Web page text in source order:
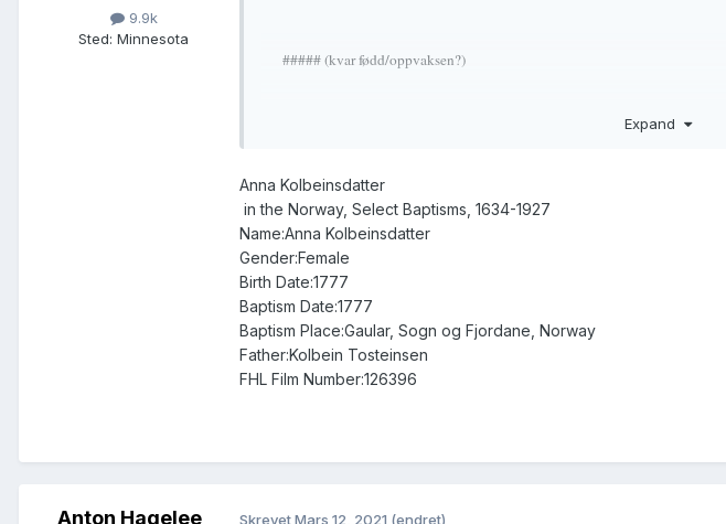
9.9k
Sted: Minnesota
##### (kvar fødd/oppvaksen?)
##### (kvar fødd/oppvaksi?)
Expand
Anna Kolbeinsdatter
in the Norway, Select Baptisms, 1634-1927
Name:Anna Kolbeinsdatter
Gender:Female
Birth Date:1777
Baptism Date:1777
Baptism Place:Gaular, Sogn og Fjordane, Norway
Father:Kolbein Tosteinsen
FHL Film Number:126396
Anton Hagelee SkrevetMars 12, 2021 (endret)